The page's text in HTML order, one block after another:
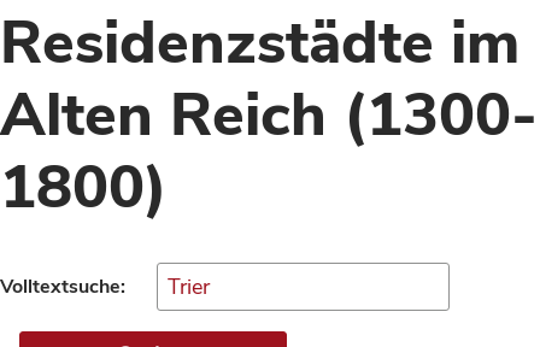
Residenzstädte im
Alten Reich (1300-
1800)
Volltextsuche: